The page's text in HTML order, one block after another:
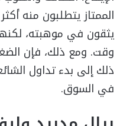
الممتاز يتطلبون منه
يثقون في موهبته،
وقت. ومع ذلك، فإن
ذلك إلى بدء تداول
في السوق.